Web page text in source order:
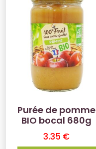
Purée de pomme
BIO bocal 680g
3.35 €